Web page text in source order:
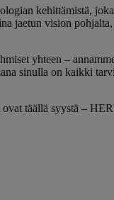
kehittämistä,
jaetun vision
yhteen –
sinulla on kaikki
täällä syystä –